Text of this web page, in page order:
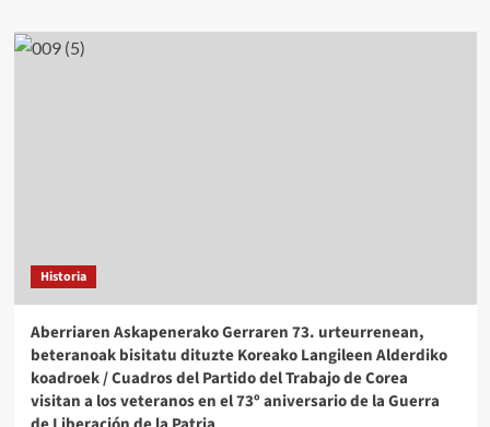
Historia
Aberriaren Askapenerako Gerraren 73. urteurrenean,
beteranoak bisitatu dituzte Koreako Langileen Alderdiko
koadroek / Cuadros del Partido del Trabajo de Corea
visitan a los veteranos en el 73º aniversario de la Guerra